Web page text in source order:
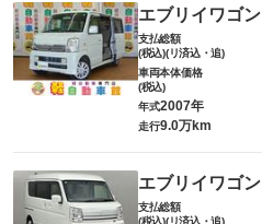
エブリイワゴン
支払総額
(税込)(リ済込・追)
車両本体価格
(税込)
年式2007年
走行9.0万km
エブリイワゴン
支払総額
(税込)(リ済込・追)